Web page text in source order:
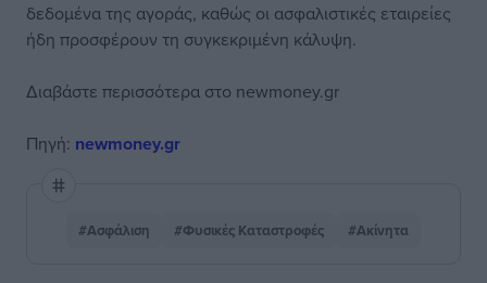
δεδομένα της αγοράς, καθώς οι ασφαλιστικές εταιρείες
ήδη προσφέρουν τη συγκεκριμένη κάλυψη.
Διαβάστε περισσότερα στο newmoney.gr
Πηγή: newmoney.gr
#Ασφάλιση #Φυσικές Καταστροφές #Ακίνητα